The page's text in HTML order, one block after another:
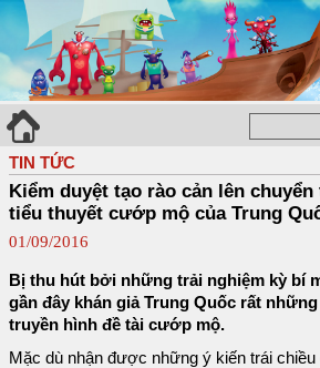
TIN TỨC
Kiểm duyệt tạo rào cản lên
tiểu thuyết cướp mộ của Trung
01/09/2016
Bị thu hút bởi những trải nghiệm kỳ bí
gần đây khán giả Trung Quốc rất
truyền hình đề tài cướp mộ.
Mặc dù nhận được những ý kiến trái